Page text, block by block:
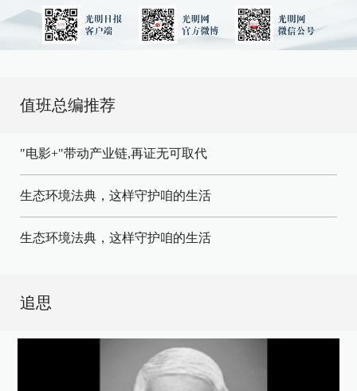
值班总编推荐
"电影+"带动产业链,再证无可取代
生态环境法典，这样守护咱的生活
生态环境法典，这样守护咱的生活
追思